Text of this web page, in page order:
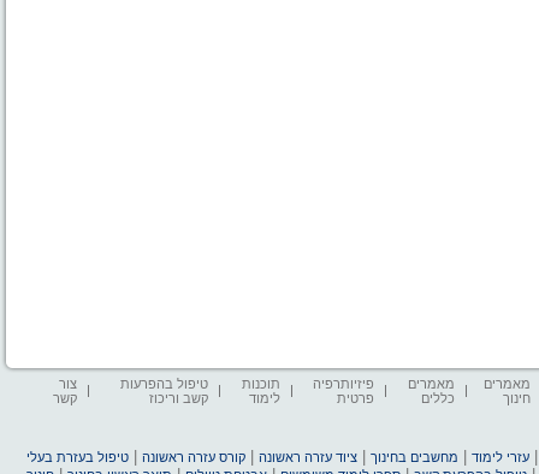
מאמרים
חינוך
מאמרים
כללים
פיזיותרפיה
פרטית
תוכנות
לימוד
טיפול בהפרעות
קשב וריכוז
צור
קשר
עזרי לימוד מחשבים בחינוך |ציוד עזרה ראשונה |קורס עזרה ראשונה |טיפול בעזרת בעלי